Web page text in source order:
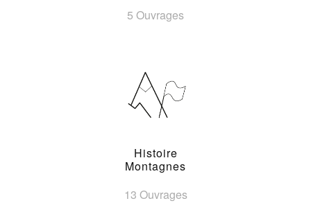
5 Ouvrages
Histoire
Montagnes
13 Ouvrages